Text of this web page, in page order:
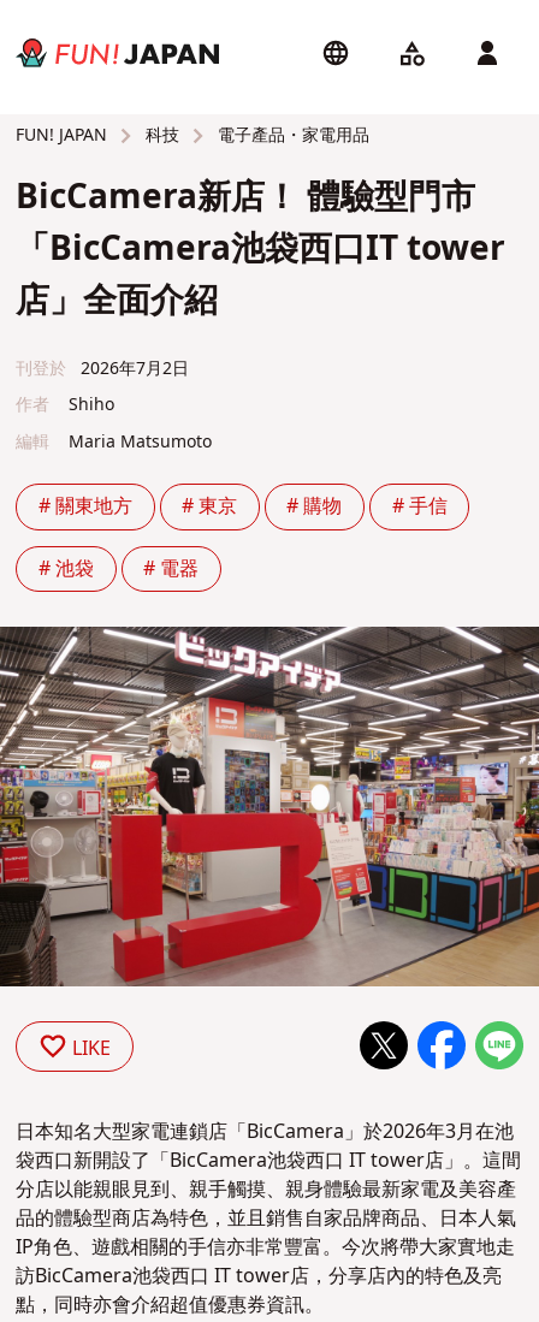
FUN! JAPAN 科技 電子產品・家電用品
BicCamera新店！ 體驗型門市
「BicCamera池袋西口IT tower
店」全面介紹
刊登於
2026年7月2日
作者
Shiho
編輯
Maria Matsumoto
# 關東地方 # 東京 # 購物 # 手信
# 池袋 # 電器
LIKE
日本知名大型家電連鎖店「BicCamera」於2026年3月在池
袋西口新開設了「BicCamera池袋西口 IT tower店」。這間
分店以能親眼見到、親手觸摸、親身體驗最新家電及美容產
品的體驗型商店為特色，並且銷售自家品牌商品、日本人氣
IP角色、遊戲相關的手信亦非常豐富。今次將帶大家實地走
訪BicCamera池袋西口 IT tower店，分享店內的特色及亮
點，同時亦會介紹超值優惠券資訊。